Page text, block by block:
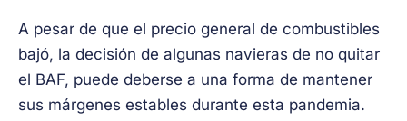
A pesar de que el precio general de combustibles
bajó, la decisión de algunas navieras de no quitar
el BAF, puede deberse a una forma de mantener
sus márgenes estables durante esta pandemia.